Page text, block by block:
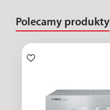
Polecamy produkty